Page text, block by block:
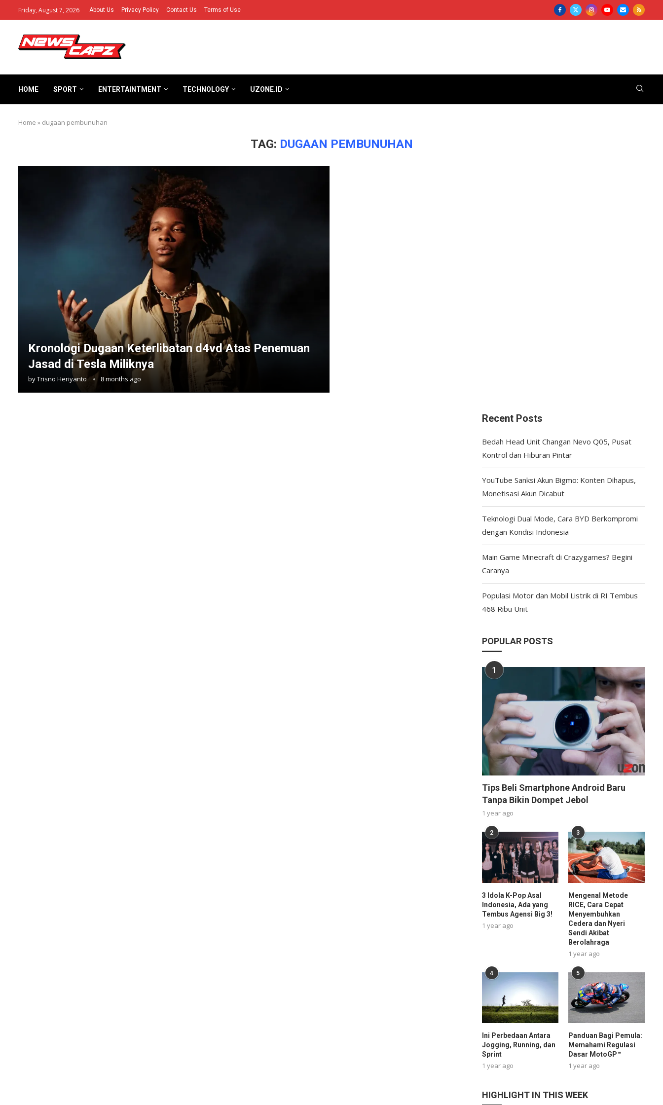
Friday, August 7, 2026 About Us Privacy Policy Contact Us Terms of Use
HOME SPORT ENTERTAINTMENT TECHNOLOGY UZONE.ID
Home » dugaan pembunuhan
TAG: DUGAAN PEMBUNUHAN
Kronologi Dugaan Keterlibatan d4vd Atas Penemuan
Jasad di Tesla Miliknya
byTrisno Heriyanto 8 months ago
Recent Posts
Bedah Head Unit Changan Nevo Q05, Pusat
Kontrol dan Hiburan Pintar
YouTube Sanksi Akun Bigmo: Konten Dihapus,
Monetisasi Akun Dicabut
Teknologi Dual Mode, Cara BYD Berkompromi
dengan Kondisi Indonesia
Main Game Minecraft di Crazygames? Begini
Caranya
Populasi Motor dan Mobil Listrik di RI Tembus
468 Ribu Unit
POPULAR POSTS
1
Tips Beli Smartphone Android Baru
Tanpa Bikin Dompet Jebol
1 year ago
2
3 Idola K-Pop Asal
Indonesia, Ada yang
Tembus Agensi Big 3!
1 year ago
3
Mengenal Metode
RICE, Cara Cepat
Menyembuhkan
Cedera dan Nyeri
Sendi Akibat
Berolahraga
1 year ago
4
Ini Perbedaan Antara
Jogging, Running, dan
Sprint
1 year ago
5
Panduan Bagi Pemula:
Memahami Regulasi
Dasar MotoGP™
1 year ago
HIGHLIGHT IN THIS WEEK